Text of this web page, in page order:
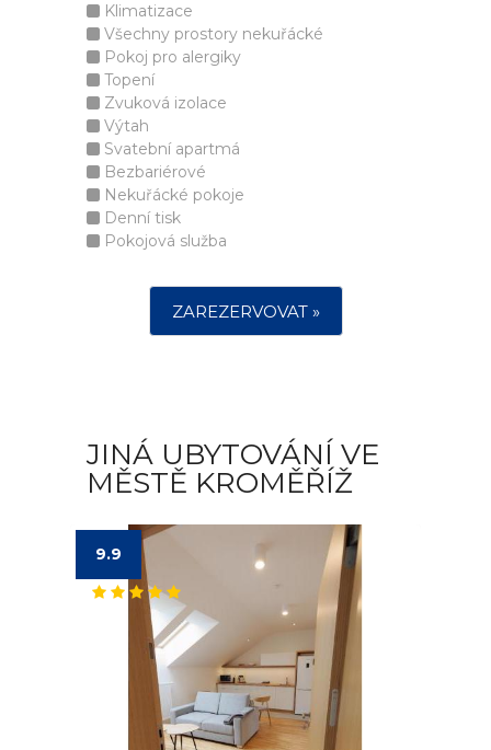
Klimatizace
Všechny prostory nekuřácké
Pokoj pro alergiky
Topení
Zvuková izolace
Výtah
Svatební apartmá
Bezbariérové
Nekuřácké pokoje
Denní tisk
Pokojová služba
ZAREZERVOVAT »
JINÁ UBYTOVÁNÍ VE
MĚSTĚ KROMĚŘÍŽ
9.9